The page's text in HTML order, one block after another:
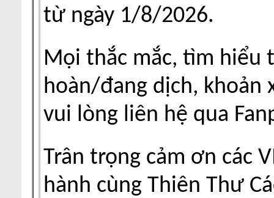
từ ngày 1/8/2026.
Mọi thắc mắc, tìm hiểu
hoàn/đang dịch, khoản
vui lòng liên hệ qua
Trân trọng cảm ơn các
hành cùng Thiên Thư